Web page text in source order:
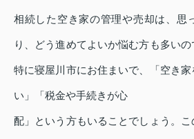
相続した空き家の管理や売却は、思
り、どう進めてよいか悩む方も多いの
特に寝屋川市にお住まいで、「空き
い」「税金や手続きが心
配」という方もいることでしょう。